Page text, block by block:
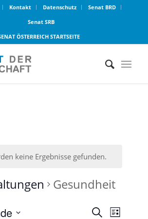
Kontakt Datenschutz
Senat BRD
Senat SRB
ÖSTERREICH STARTSEITE
keine Ergebnisse gefunden.
Gesundheit
Suche Liste